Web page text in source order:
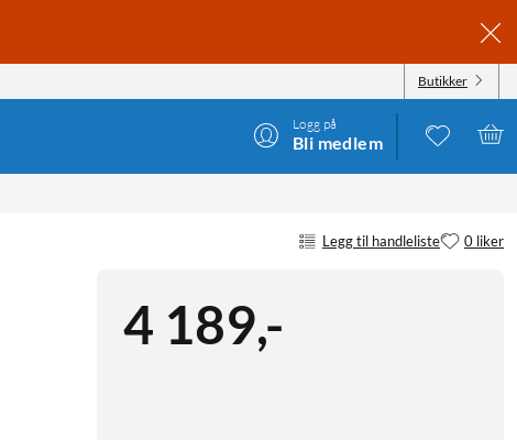
Butikker
Logg på
Bli medlem
Legg til handleliste 0 liker
4 189,-